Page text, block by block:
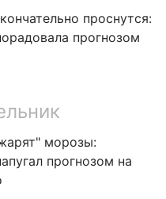
проснутся:
прогнозом
морозы:
прогнозом на